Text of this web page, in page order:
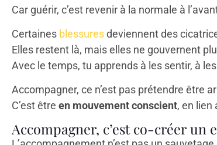
Car guérir, c’est revenir à la normale à
Certaines blessuresdeviennent des
Elles restent là, mais elles ne gouvernent
Avec le temps, tu apprends à les sentir, à
Accompagner, ce n’est pas prétendre être
C’est être en mouvement conscient, en lien
Accompagner, c’est co-créer un